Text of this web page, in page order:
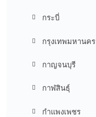
กระบี่
กรุงเทพมหานคร
กาญจนบุรี
กาฬสินธุ์
กำแพงเพชร